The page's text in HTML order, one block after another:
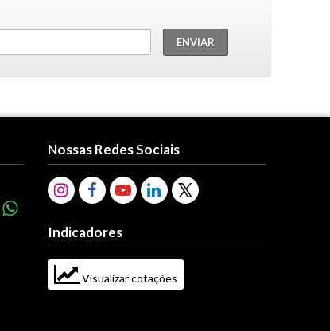
Nossas Redes Sociais
Indicadores
Visualizar cotações